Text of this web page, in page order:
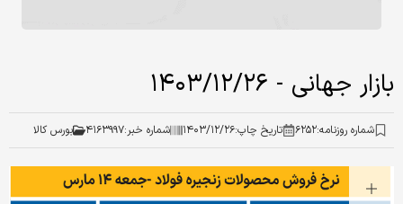
بازار جهانی - ۱۴۰۳/۱۲/۲۶
شماره روزنامه:۶۲۵۲ تاریخ چاپ:۱۴۰۳/۱۲/۲۶ شماره خبر:۴۱۶۳۹۹۷ بورس کالا